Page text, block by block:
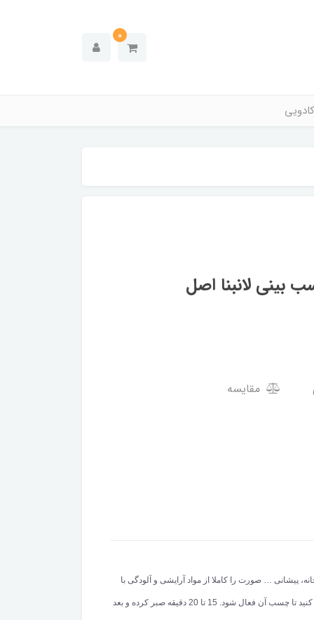
0
لانبنا اصل
مقایسه
پیشانی … صورت را کاملا از مواد آرایشی و آلودگی با
ژل یا فوم مخصوص پوستتان بشویید. درحالیکه هنوز کمی صورت نم دارد، چسب بینی ضد جوش لانبنا را روی بینی قرار دهید.و کمی روی چسب را مرطوب کنید تا چسب آن فعال شود. 15 تا 20 دقیقه صبر کرده و بعد